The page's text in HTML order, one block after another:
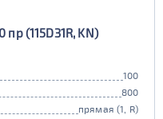
(115D31R, KN)
100
800
прямая (1, R)